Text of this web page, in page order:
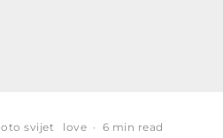
svijet love · 6 min read